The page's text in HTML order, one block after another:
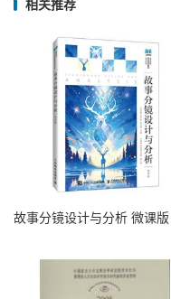
相关推荐
故事分镜设计与分析 微课版